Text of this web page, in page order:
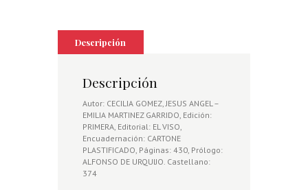
Descripción
Descripción
Autor: CECILIA GOMEZ, JESUS ANGEL –
EMILIA MARTINEZ GARRIDO, Edición:
PRIMERA, Editorial: EL VISO,
Encuadernación: CARTONE
PLASTIFICADO, Páginas: 430, Prólogo:
ALFONSO DE URQUIJO. Castellano:
374